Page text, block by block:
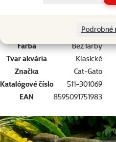
Podrobné
84 l
Farba
Bez farby
Tvar akvária
Klasické
Značka
Cat-Gato
Katalógové číslo
511-301069
EAN
8595091751983